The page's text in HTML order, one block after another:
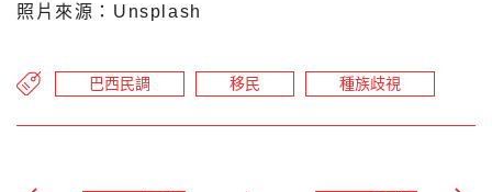
照片來源：Unsplash
巴西民調 移民 種族歧視